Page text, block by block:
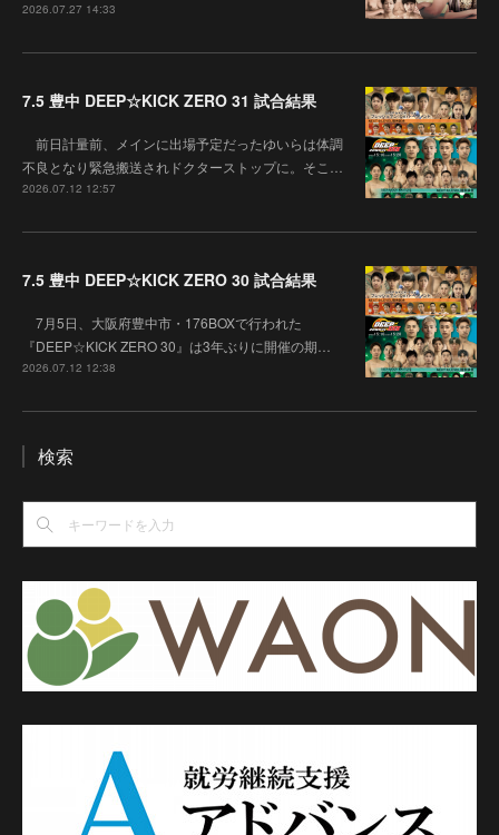
2026.07.27 14:33
7.5 豊中 DEEP☆KICK ZERO 31 試合結果
前日計量前、メインに出場予定だったゆいらは体調
不良となり緊急搬送されドクターストップに。そこ…
2026.07.12 12:57
7.5 豊中 DEEP☆KICK ZERO 30 試合結果
7月5日、大阪府豊中市・176BOXで行われた
『DEEP☆KICK ZERO 30』は3年ぶりに開催の期…
2026.07.12 12:38
検索